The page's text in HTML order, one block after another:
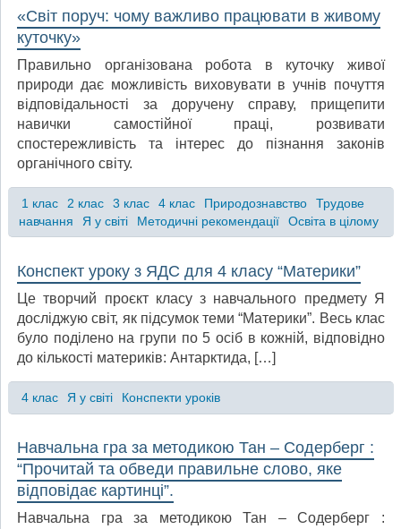
«Світ поруч: чому важливо працювати в живому
куточку»
Правильно організована робота в куточку живої
природи дає можливість виховувати в учнів почуття
відповідальності за доручену справу, прищепити
навички самостійної праці, розвивати
спостережливість та інтерес до пізнання законів
органічного світу.
1 клас 2 клас 3 клас 4 клас Природознавство
Трудове
навчання
Я у світі Методичні рекомендації Освіта в цілому
Конспект уроку з ЯДС для 4 класу “Материки”
Це творчий проєкт класу з навчального предмету Я
досліджую світ, як підсумок теми “Материки”. Весь клас
було поділено на групи по 5 осіб в кожній, відповідно
до кількості материків: Антарктида, […]
4 клас Я у світі Конспекти уроків
Навчальна гра за методикою Тан – Содерберг :
“Прочитай та обведи правильне слово, яке
відповідає картинці”.
Навчальна гра за методикою Тан – Содерберг :